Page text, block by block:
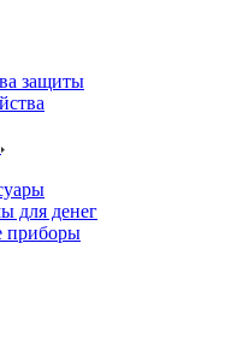
защиты
для денег
приборы